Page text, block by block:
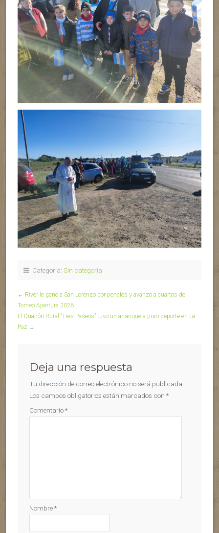
Categoría: Sin categoría
← River le ganó a San Lorenzo por penales y avanzó a cuartos del
Torneo Apertura 2026
El Duatlón Rural “Tres Paseos” tuvo un arranque a puro deporte en La
Paz →
Deja una respuesta
Tu dirección de correo electrónico no será publicada.
Los campos obligatorios están marcados con *
Comentario*
Nombre*